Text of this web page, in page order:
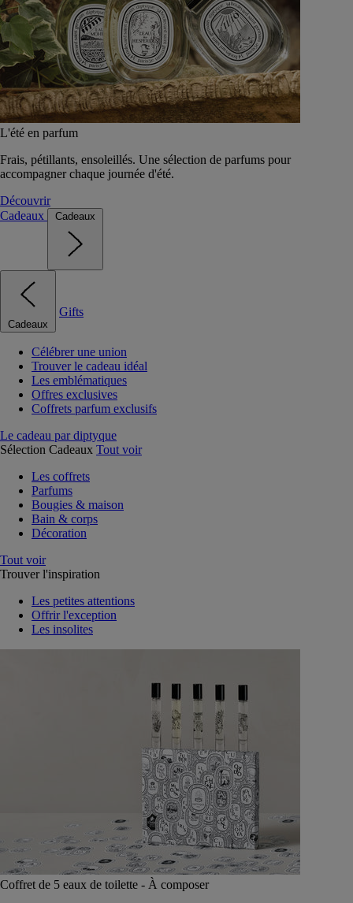
L'été en parfum
Frais, pétillants, ensoleillés. Une sélection de parfums pour
accompagner chaque journée d'été.
Découvrir
Cadeaux
Cadeaux
Cadeaux
Gifts
Célébrer une union
Trouver le cadeau idéal
Les emblématiques
Offres exclusives
Coffrets parfum exclusifs
Le cadeau par diptyque
Sélection Cadeaux Tout voir
Les coffrets
Parfums
Bougies & maison
Bain & corps
Décoration
Tout voir
Trouver l'inspiration
Les petites attentions
Offrir l'exception
Les insolites
Coffret de 5 eaux de toilette - À composer